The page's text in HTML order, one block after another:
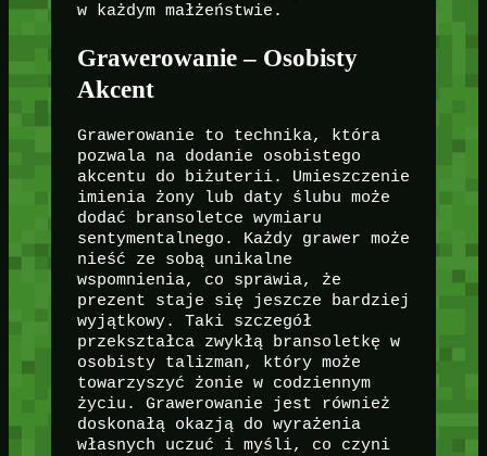
w każdym małżeństwie.
Grawerowanie – Osobisty
Akcent
Grawerowanie to technika, która
pozwala na dodanie osobistego
akcentu do biżuterii. Umieszczenie
imienia żony lub daty ślubu może
dodać bransoletce wymiaru
sentymentalnego. Każdy grawer może
nieść ze sobą unikalne
wspomnienia, co sprawia, że
prezent staje się jeszcze bardziej
wyjątkowy. Taki szczegół
przekształca zwykłą bransoletkę w
osobisty talizman, który może
towarzyszyć żonie w codziennym
życiu. Grawerowanie jest również
doskonałą okazją do wyrażenia
własnych uczuć i myśli, co czyni